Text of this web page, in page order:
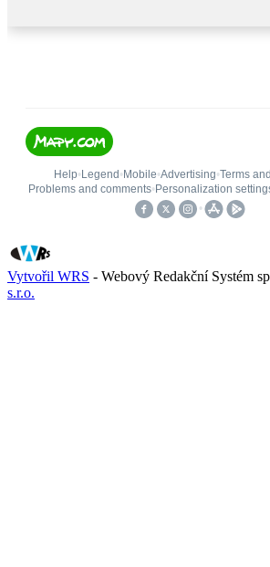
Vytvořil WRS - Webový Redakční Systém
s.r.o.